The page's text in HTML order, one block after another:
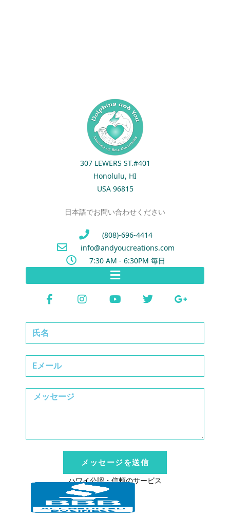
307 LEWERS ST.#401
Honolulu, HI
USA 96815
日本語でお問い合わせください
(808)-696-4414
info@andyoucreations.com
7:30 AM - 6:30PM 毎日
メッセージを送信
ハワイ公認・信頼のサービス